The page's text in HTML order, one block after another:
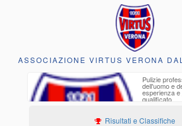
ASSOCIAZIONE VIRTUS VERONA
Pulizie
dell'uomo e
esperienza
qualificato
Risultati e Classifiche